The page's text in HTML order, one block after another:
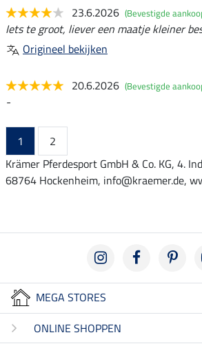
23.6.2026 (Bevestigde
Iets te groot, liever een maatje kleiner
Origineel bekijken
20.6.2026 (Bevestigde
-
1
2
Krämer Pferdesport GmbH & Co. KG, 4.
68764 Hockenheim, info@kraemer.de,
MEGA STORES
ONLINE SHOPPEN